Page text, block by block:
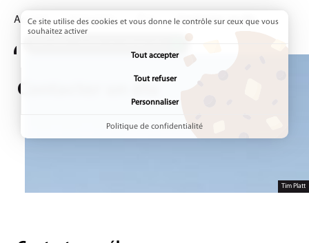
Accueil Annuaires Élus Page active :
Contacter un élu
Tim Platt
Contacter un élu
Ce site utilise des cookies et vous donne le contrôle sur ceux que vous
souhaitez activer
Tout accepter
Tout refuser
Personnaliser
Politique de confidentialité